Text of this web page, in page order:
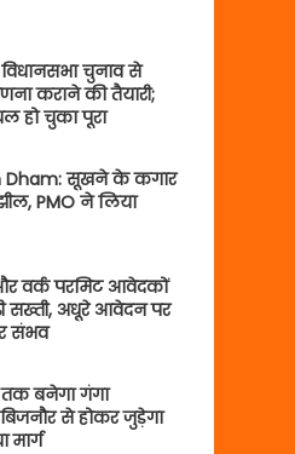
विधानसभा चुनाव से
कराने की तैयारी;
हो चुका पूरा
Dham: सूखने के कगार
PMO ने लिया
और वर्क परमिट आवेदकों
सख्ती, अधूरे आवेदन पर
संभव
तक बनेगा गंगा
से होकर जुड़ेगा
मार्ग